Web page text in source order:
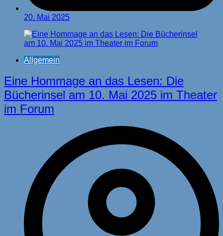
20. Mai 2025
Allgemein
Eine Hommage an das Lesen: Die
Bücherinsel am 10. Mai 2025 im Theater
im Forum